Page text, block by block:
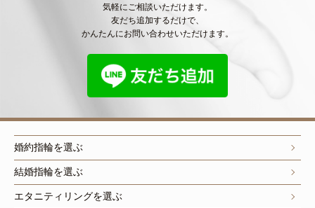
気軽にご相談いただけます。
友だち追加するだけで、
かんたんにお問い合わせいただけます。
婚約指輪を選ぶ
結婚指輪を選ぶ
エタニティリングを選ぶ